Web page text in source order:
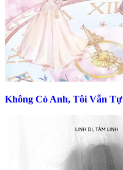
Không Có Anh, Tôi Vẫn